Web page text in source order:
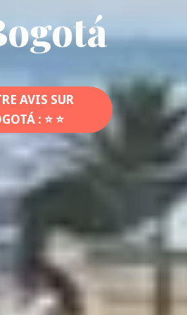
AVIS SUR
: ⭐ ⭐